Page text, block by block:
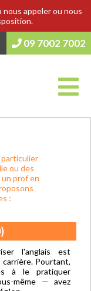
appeler ou nous
09 7002 7002
ou des
un prof en
:
l'anglais est
Pourtant,
à le pratiquer
même — avez